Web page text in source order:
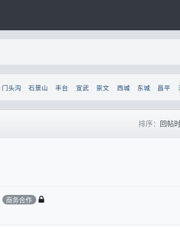
门头沟 石景山 丰台 宣武 崇文 西城 东城 昌平
排序： 回帖
商务合作